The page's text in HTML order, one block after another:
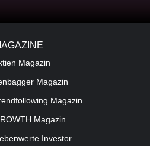
Magazin
Magazin
Magazin
Magazin
Investor